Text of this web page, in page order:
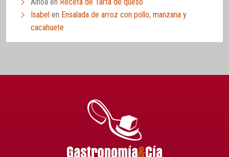
Isabel en Ensalada de arroz con pollo, manzana y
cacahuete